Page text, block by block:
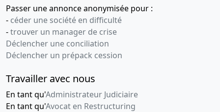
Passer une annonce anonymisée pour :
- céder une société en difficulté
-trouver un manager de crise
Déclencher une conciliation
Déclencher un prépack cession
Travailler avec nous
En tant qu'Administrateur Judiciaire
En tant qu'Avocat en Restructuring